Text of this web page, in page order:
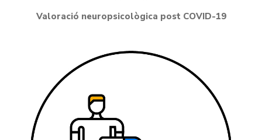
Valoració neuropsicològica post COVID-19